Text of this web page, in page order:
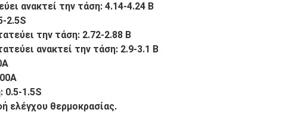
ανακτεί την τάση: 4.14-4.24 Β
2.5S
την τάση: 2.72-2.88 Β
ανακτεί την τάση: 2.9-3.1 Β
0.5-1.5S
ελέγχου θερμοκρασίας.